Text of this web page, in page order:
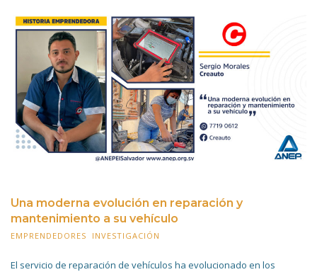
Una moderna evolución en reparación y
mantenimiento a su vehículo
EMPRENDEDORES INVESTIGACIÓN
El servicio de reparación de vehículos ha evolucionado en los